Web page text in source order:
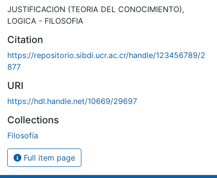
JUSTIFICACION (TEORIA DEL CONOCIMIENTO),
LOGICA - FILOSOFIA
Citation
https://repositorio.sibdi.ucr.ac.cr/handle/123456789/2
877
URI
https://hdl.handle.net/10669/29697
Collections
Filosofía
Full item page